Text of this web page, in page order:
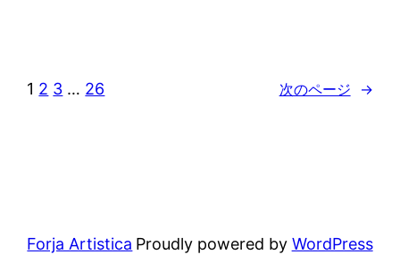
1 2 3 … 26 次のページ →
Forja Artistica Proudly powered by WordPress